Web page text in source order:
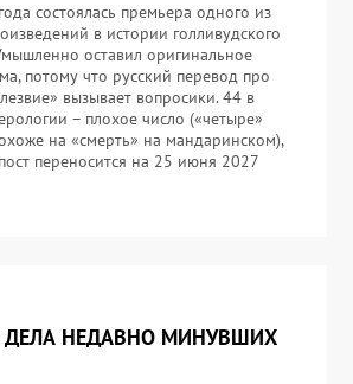
состоялась премьера одного из
в истории голливудского
оставил оригинальное
потому что русский перевод про
вызывает вопросики. 44 в
– плохое число («четыре»
на «смерть» на мандаринском),
переносится на 25 июня 2027
НЕДАВНО МИНУВШИХ